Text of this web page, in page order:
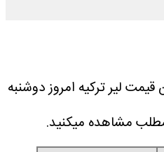
لیر ترکیه امروز دوشنبه